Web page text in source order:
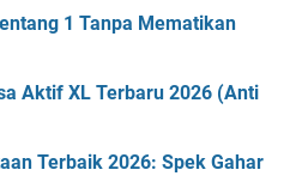
1 Tanpa Mematikan
Aktif XL Terbaru 2026 (Anti
Terbaik 2026: Spek Gahar